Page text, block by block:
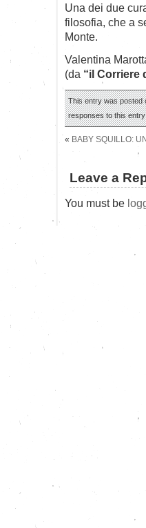
Una dei due
filosofia, che a
Monte.
Valentina
(da “il Corriere
This entry was posted
responses to this
« BABY SQUILLO:
Leave a
You must be